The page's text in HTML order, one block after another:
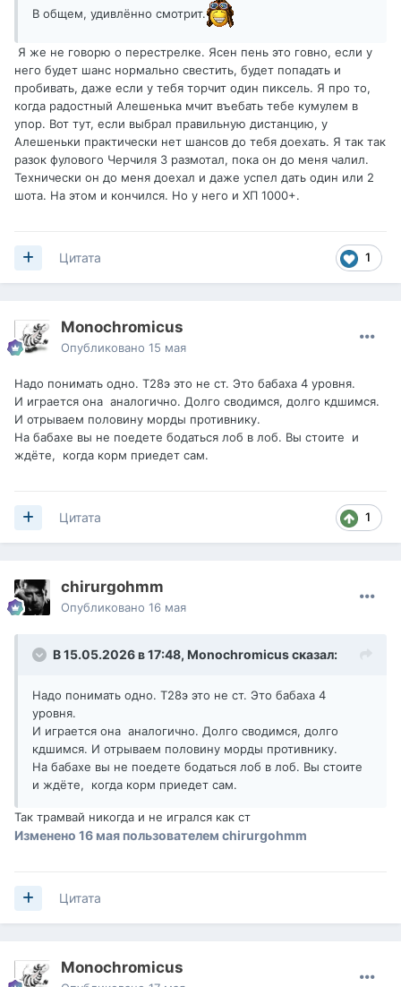
В общем, удивлённо смотрит.
Я же не говорю о перестрелке. Ясен пень это говно, если у
него будет шанс нормально свестить, будет попадать и
пробивать, даже если у тебя торчит один пиксель. Я про то,
когда радостный Алешенька мчит въебать тебе кумулем в
упор. Вот тут, если выбрал правильную дистанцию, у
Алешеньки практически нет шансов до тебя доехать. Я так так
разок фулового Черчиля 3 размотал, пока он до меня чалил.
Технически он до меня доехал и даже успел дать один или 2
шота. На этом и кончился. Но у него и ХП 1000+.
1
Цитата
Monochromicus
Опубликовано 15 мая
Надо понимать одно. Т28э это не ст. Это бабаха 4 уровня.
И играется она аналогично. Долго сводимся, долго кдшимся.
И отрываем половину морды противнику.
На бабахе вы не поедете бодаться лоб в лоб. Вы стоите и
ждёте, когда корм приедет сам.
1
Цитата
chirurgohmm
Опубликовано 16 мая
В 15.05.2026 в 17:48, Monochromicusсказал:
Надо понимать одно. Т28э это не ст. Это бабаха 4
уровня.
И играется она аналогично. Долго сводимся, долго
кдшимся. И отрываем половину морды противнику.
На бабахе вы не поедете бодаться лоб в лоб. Вы стоите
и ждёте, когда корм приедет сам.
Так трамвай никогда и не игрался как ст
Изменено 16 мая пользователем chirurgohmm
Цитата
Monochromicus